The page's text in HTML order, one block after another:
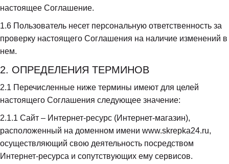
настоящее Соглашение.
1.6 Пользователь несет персональную ответственность за
проверку настоящего Соглашения на наличие изменений в
нем.
2. ОПРЕДЕЛЕНИЯ ТЕРМИНОВ
2.1 Перечисленные ниже термины имеют для целей
настоящего Соглашения следующее значение:
2.1.1 Сайт – Интернет-ресурс (Интернет-магазин),
расположенный на доменном имени www.skrepka24.ru,
осуществляющий свою деятельность посредством
Интернет-ресурса и сопутствующих ему сервисов.